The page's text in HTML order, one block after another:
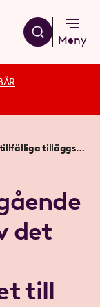
Meny
LOs yttrande angående Förlängning av det tillfälliga tilläggsbidraget till barnfamiljer inom bostadsbidraget med anledning av ökade levnadsomkostnader
det
till